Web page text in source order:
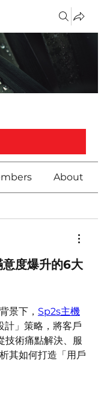
About
度爆升的6大
景下， Sp2s主機
計」策略，將客戶
技術痛點解決、服
其如何打造「用戶